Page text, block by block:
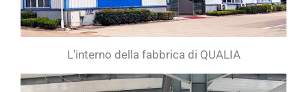
L'interno della fabbrica di QUALIA